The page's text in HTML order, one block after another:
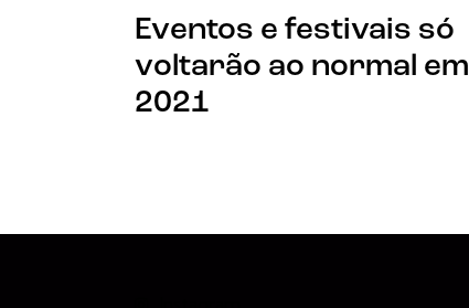
Eventos e festivais só
voltarão ao normal em
2021